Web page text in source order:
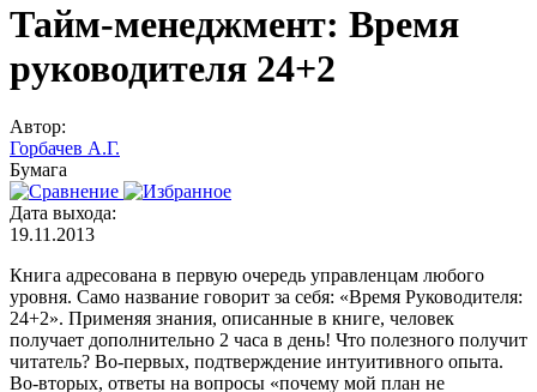
Тайм-менеджмент: Время
руководителя 24+2
Автор:
Горбачев А.Г.
Бумага
Дата выхода:
19.11.2013
Книга адресована в первую очередь управленцам любого
уровня. Само название говорит за себя: «Время Руководителя:
24+2». Применяя знания, описанные в книге, человек
получает дополнительно 2 часа в день! Что полезного получит
читатель? Во-первых, подтверждение интуитивного опыта.
Во-вторых, ответы на вопросы «почему мой план не